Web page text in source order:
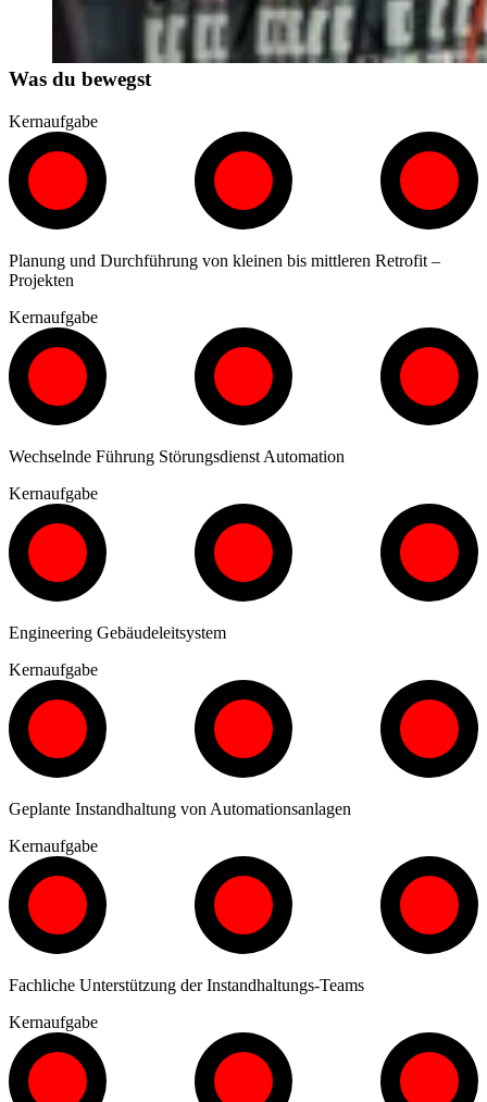
Was du bewegst
Kernaufgabe
Planung und Durchführung von kleinen bis mittleren Retrofit –
Projekten
Kernaufgabe
Wechselnde Führung Störungsdienst Automation
Kernaufgabe
Engineering Gebäudeleitsystem
Kernaufgabe
Geplante Instandhaltung von Automationsanlagen
Kernaufgabe
Fachliche Unterstützung der Instandhaltungs-Teams
Kernaufgabe